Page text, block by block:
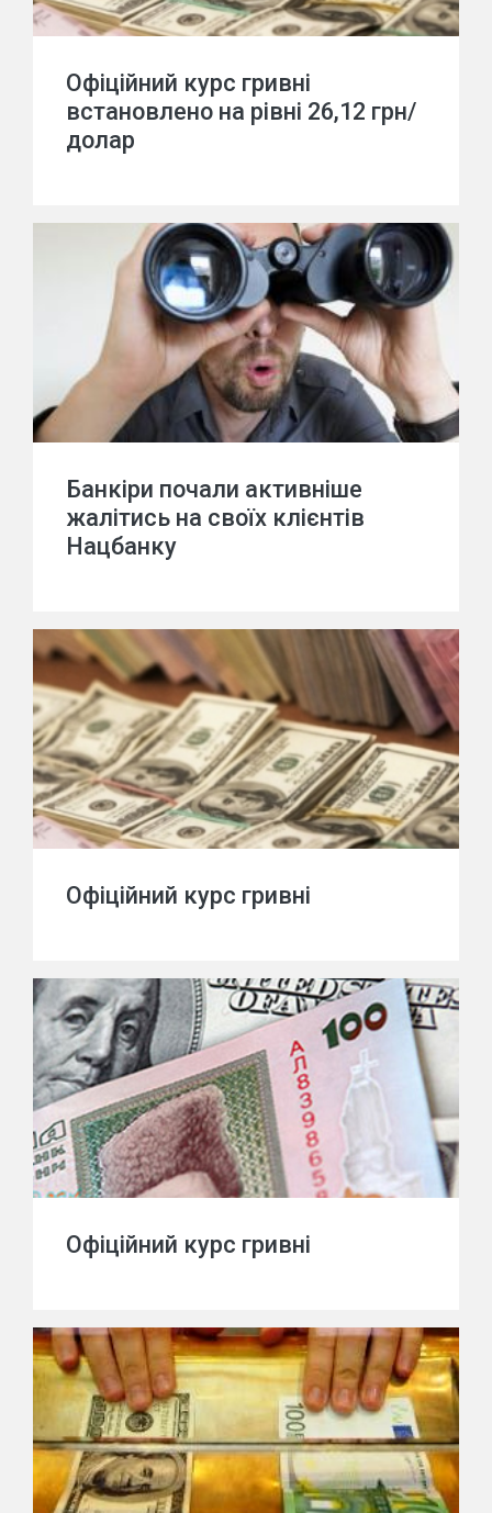
Офіційний курс гривні
встановлено на рівні 26,12 грн/
долар
Банкіри почали активніше
жалітись на своїх клієнтів
Нацбанку
Офіційний курс гривні
Офіційний курс гривні